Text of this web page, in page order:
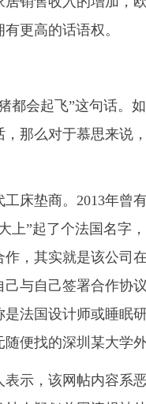
更高的话语权。
都会起飞”这句话。
那么对于慕思来说
床垫商。2013年曾
上”起了个法国名字
，其实就是该公司
与自己签署合作协
法国设计师或睡眠
随便找的深圳某大学
示，该网帖内容系